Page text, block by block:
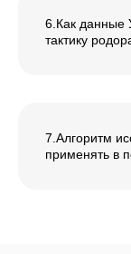
6.Как данные
тактику
7.Алгоритм
применять в